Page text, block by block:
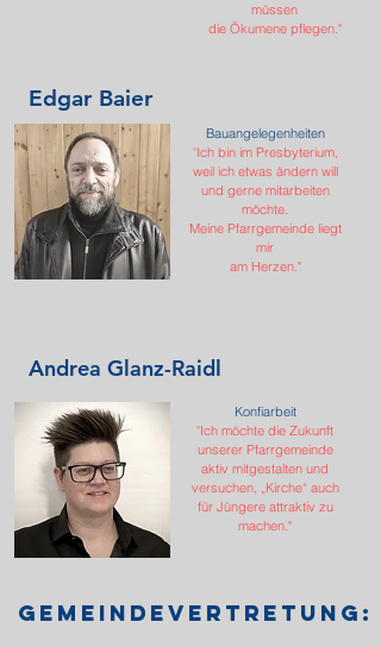
müssen
die Ökumene pflegen."
Edgar Baier
Bauangelegenheiten
"Ich bin im Presbyterium,
weil ich etwas ändern will
und gerne mitarbeiten
möchte.
Meine Pfarrgemeinde liegt
mir
am Herzen."
Andrea Glanz-Raidl
Konfiarbeit
"Ich möchte die Zukunft
unserer Pfarrgemeinde
aktiv mitgestalten und
versuchen, „Kirche“ auch
für Jüngere attraktiv zu
machen."
Gemeindevertretung: